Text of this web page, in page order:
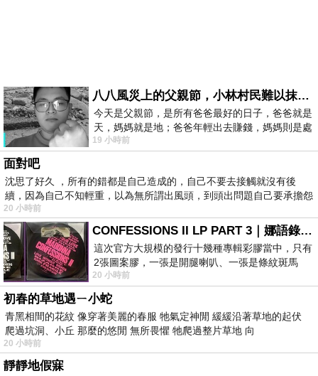
八八風災上的父親節，小林村民難以抹滅的痛
今天是父親節，是所有爸爸最好的日子，爸爸就是
天，媽媽就是地；爸爸年輕出去賺錢，媽媽則是處
理家務，職業不分高低貴賤，只有人品才
19 小時前
面對吧
沈思了好久 ，所有的錯都是自己造成的，自己不要去接觸就沒有後
續，因為自己不知輕重，以為無所謂出風頭，到頭出問題自己要承擔怨
不
20 小時前
CONFESSIONS II LP PART 3｜娜語錄II LP PART 3
這次官方大規模的發行十幾種專輯彩膠當中，只有
2張圖案膠，一張是開腿喇叭、一張是條紋斑馬
版；目前官網上只剩澳洲商店AU STORE
20 小時前
初春的草地遇ㄧ小蛇
青黑相間的花紋 像穿著美麗的春服 牠氣定神閒 緩緩沿著草地的起伏
爬過坑洞、小丘 那麼的悠閒 無所畏懼 牠爬過整片草地 向
20 小時前
靜靜地假寐